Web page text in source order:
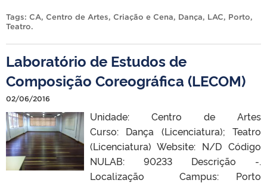
Tags: CA, Centro de Artes, Criação e Cena, Dança, LAC, Porto,
Teatro.
Laboratório de Estudos de
Composição Coreográfica (LECOM)
02/06/2016
Unidade: Centro de Artes
Curso: Dança (Licenciatura); Teatro
(Licenciatura) Website: N/D Código
NULAB: 90233 Descrição -.
Localização Campus: Porto